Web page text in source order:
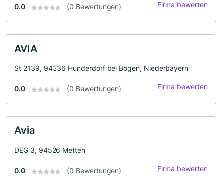
0.0 (0 Bewertungen) Firma bewerten
AVIA
St 2139, 94336 Hunderdorf bei Bogen, Niederbayern
0.0 (0 Bewertungen) Firma bewerten
Avia
DEG 3, 94526 Metten
0.0 (0 Bewertungen) Firma bewerten